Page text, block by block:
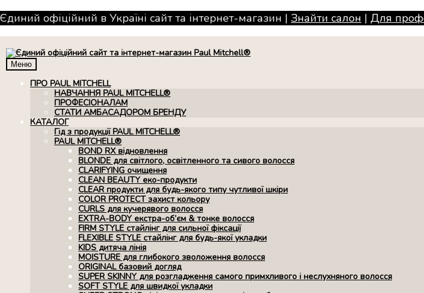
Єдиний офіційний в Україні сайт та інтернет-магазин | Знайти салон | Для
Меню
ПРО PAUL MITCHELL
НАВЧАННЯ PAUL MITCHELL®
ПРОФЕСІОНАЛАМ
СТАТИ АМБАСАДОРОМ БРЕНДУ
КАТАЛОГ
Гід з продукції PAUL MITCHELL®
PAUL MITCHELL®
BOND RX вiдновлення
BLONDE для світлого, освітленного та сивого волосся
CLARIFYING очищення
CLEAN BEAUTY еко-продукти
CLEAR продукти для будь-якого типу чутливої шкіри
COLOR PROTECT захист кольору
CURLS для кучерявого волосся
EXTRA-BODY екстра-об’єм & тонке волосся
FIRM STYLE стайлінг для сильної фіксації
FLEXIBLE STYLE стайлінг для будь-якої укладки
KIDS дитяча лінія
MOISTURE для глибокого зволоження волосся
ORIGINAL базовий догляд
SUPER SKINNY для розгладження самого примхливого і неслухняного волосся
SOFT STYLE для швидкої укладки